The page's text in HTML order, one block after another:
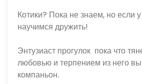
Котики? Пока не знаем, но если
научимся дружить!
Энтузиаст прогулок  пока что
любовью и терпением из него
компаньон.